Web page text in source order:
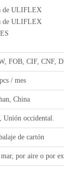
FOB, CIF, CNF,
/ mes
China
Unión occidental.
de cartón
por aire o por